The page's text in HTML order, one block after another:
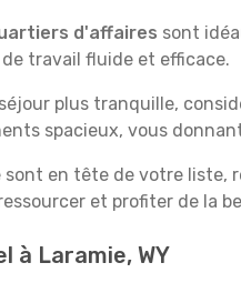
d'affaires sont
travail fluide et efficace.
plus tranquille,
spacieux, vous
en tête de votre liste,
et profiter de la
à Laramie, WY